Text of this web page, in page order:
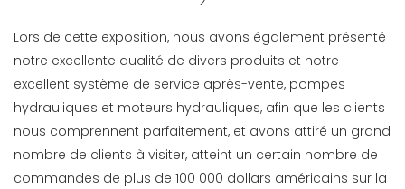
Lors de cette exposition, nous avons également présenté
notre excellente qualité de divers produits et notre
excellent système de service après-vente, pompes
hydrauliques et moteurs hydrauliques, afin que les clients
nous comprennent parfaitement, et avons attiré un grand
nombre de clients à visiter, atteint un certain nombre de
commandes de plus de 100 000 dollars américains sur la